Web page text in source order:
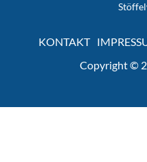
KONTAKT
Copyright ©